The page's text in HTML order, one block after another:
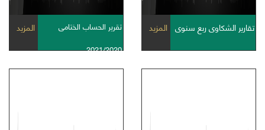
تقارير الشكاوى ربع سنوى المزيد
تقرير الحساب الختامى
2021/2020
المزيد